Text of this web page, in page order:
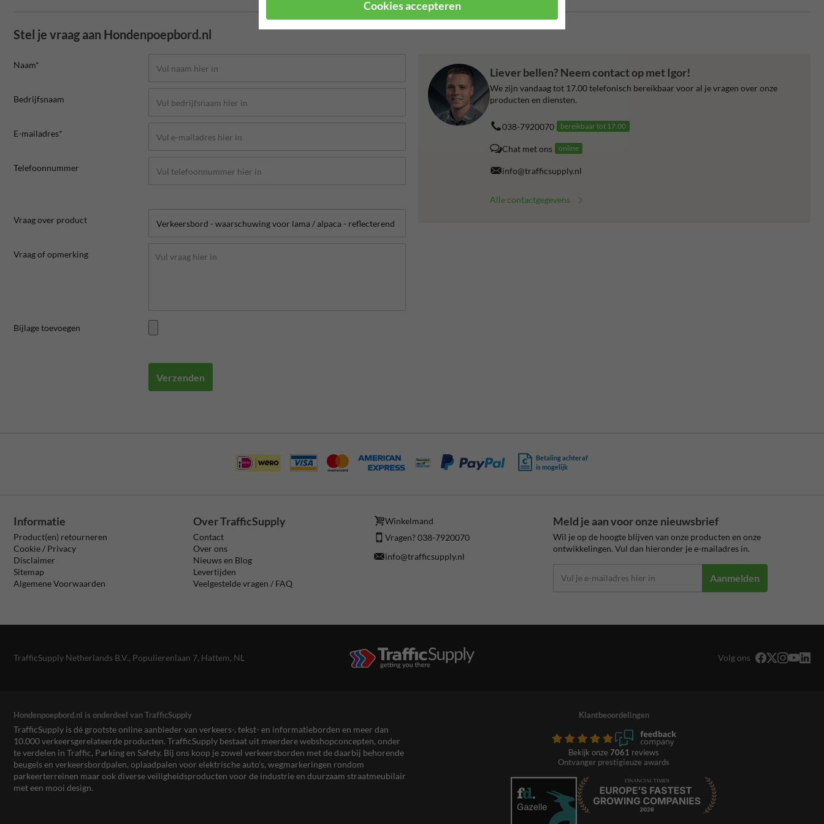
Stel je vraag aan Hondenpoepbord.nl
Naam*
Bedrijfsnaam
E-mailadres*
Telefoonnummer
Vraag over product
Vraag of opmerking
Bijlage toevoegen
Verzenden
Liever bellen? Neem contact op met Igor!
We zijn vandaag tot 17.00 telefonisch bereikbaar voor al je vragen over onze
producten en diensten.
038-7920070 bereikbaar tot 17.00
Chat met ons online
info@trafficsupply.nl
Alle contactgegevens
Betaling achteraf
is mogelijk
Informatie
Product(en) retourneren
Cookie / Privacy
Disclaimer
Sitemap
Algemene Voorwaarden
Over TrafficSupply
Contact
Over ons
Nieuws en Blog
Levertijden
Veelgestelde vragen / FAQ
Winkelmand
Vragen? 038-7920070
info@trafficsupply.nl
Meld je aan voor onze nieuwsbrief
Wil je op de hoogte blijven van onze producten en onze
ontwikkelingen. Vul dan hieronder je e-mailadres in.
Aanmelden
TrafficSupply Netherlands B.V., Populierenlaan 7, Hattem, NL Volg ons
Hondenpoepbord.nl is onderdeel van TrafficSupply
TrafficSupply is dé grootste online aanbieder van verkeers-, tekst- en informatieborden en meer dan
10.000 verkeersgerelateerde producten. TrafficSupply bestaat uit meerdere webshopconcepten, onder
te verdelen in Traffic, Parking en Safety. Bij ons koop je zowel verkeersborden met de daarbij behorende
beugels en verkeersbordpalen, oplaadpalen voor elektrische auto’s, wegmarkeringen rondom
parkeerterreinen maar ook diverse veiligheidsproducten voor de industrie en duurzaam straatmeubilair
met een mooi design.
Klantbeoordelingen
Bekijk onze 7061 reviews
Ontvanger prestigieuze awards
Cookies accepteren